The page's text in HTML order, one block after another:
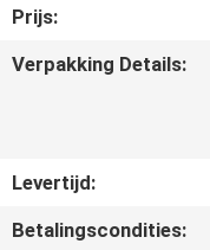
NEEM
CONTACT
OP
Prijs:
Verpakking Details:
Levertijd:
Betalingscondities: